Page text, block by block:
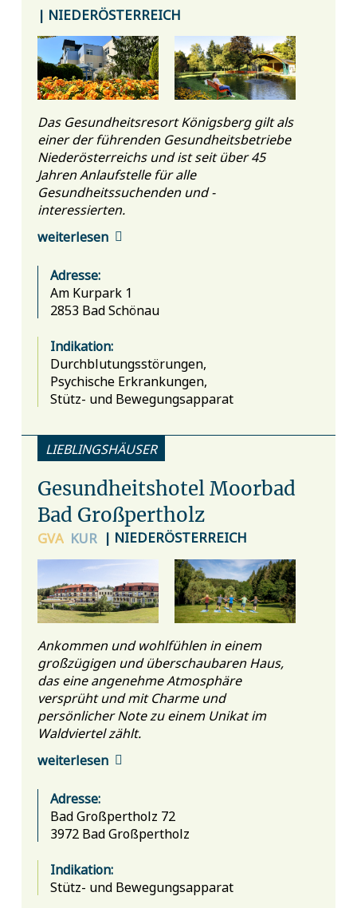
| NIEDERÖSTERREICH
Das Gesundheitsresort Königsberg gilt als
einer der führenden Gesundheitsbetriebe
Niederösterreichs und ist seit über 45
Jahren Anlaufstelle für alle
Gesundheitssuchenden und -
interessierten.
weiterlesen
Adresse:
Am Kurpark 1
2853 Bad Schönau
Indikation:
Durchblutungsstörungen,
Psychische Erkrankungen,
Stütz- und Bewegungsapparat
LIEBLINGSHÄUSER
Gesundheitshotel Moorbad
Bad Großpertholz
GVA KUR | NIEDERÖSTERREICH
Ankommen und wohlfühlen in einem
großzügigen und überschaubaren Haus,
das eine angenehme Atmosphäre
versprüht und mit Charme und
persönlicher Note zu einem Unikat im
Waldviertel zählt.
weiterlesen
Adresse:
Bad Großpertholz 72
3972 Bad Großpertholz
Indikation:
Stütz- und Bewegungsapparat